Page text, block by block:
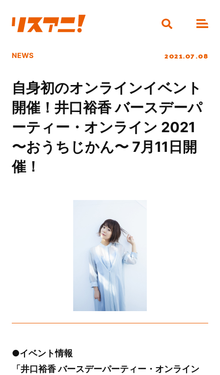
NEWS 2021.07.08
自身初のオンラインイベント
開催！井口裕香 バースデーパ
ーティー・オンライン 2021
〜おうちじかん〜 7月11日開
催！
●イベント情報
「井口裕香 バースデーパーティー・オンライン